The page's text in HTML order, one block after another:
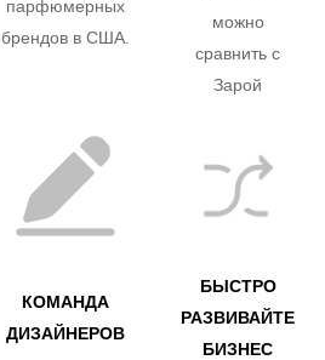
парфюмерных
брендов в США.
можно
сравнить с
Зарой
КОМАНДА
ДИЗАЙНЕРОВ
БЫСТРО
РАЗВИВАЙТЕ
БИЗНЕС